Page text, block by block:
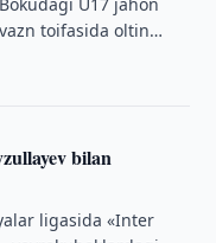
toifasida oltin
bilan
ligasida «Inter